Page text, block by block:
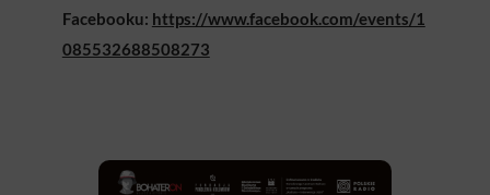
Facebooku: https://www.facebook.com/events/1
085532688508273